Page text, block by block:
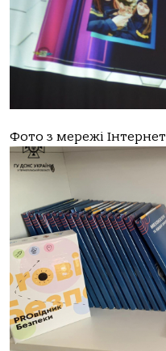
Фото з мережі Інтернет